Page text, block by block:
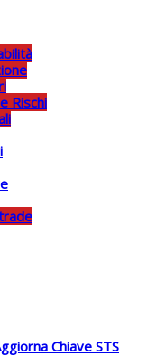
Rischi
Chiave STS